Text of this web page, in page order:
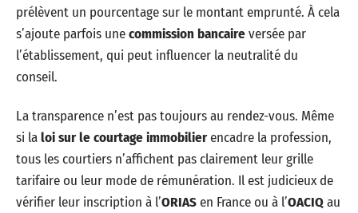
prélèvent un pourcentage sur le montant emprunté. À cela
s’ajoute parfois unecommission bancaireversée par
l’établissement, qui peut influencer la neutralité du
conseil.
La transparence n’est pas toujours au rendez-vous. Même
si laloi sur le courtage immobilierencadre la profession,
tous les courtiers n’affichent pas clairement leur grille
tarifaire ou leur mode de rémunération. Il est judicieux de
vérifier leur inscription à l’ORIASen France ou à l’OACIQau